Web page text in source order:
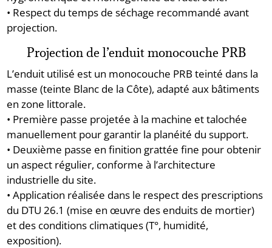
• Respect du temps de séchage recommandé avant
projection.
Projection de l’enduit monocouche PRB
L’enduit utilisé est un monocouche PRB teinté dans la
masse (teinte Blanc de la Côte), adapté aux bâtiments
en zone littorale.
• Première passe projetée à la machine et talochée
manuellement pour garantir la planéité du support.
• Deuxième passe en finition grattée fine pour obtenir
un aspect régulier, conforme à l’architecture
industrielle du site.
• Application réalisée dans le respect des prescriptions
du DTU 26.1 (mise en œuvre des enduits de mortier)
et des conditions climatiques (T°, humidité,
exposition).